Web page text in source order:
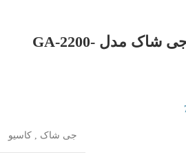
ساعت مچی کاسیو جی شاک مدل GA-2200-
جی شاک کاسیو